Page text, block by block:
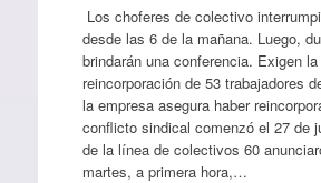
Los choferes de colectivo
desde las 6 de la mañana. Luego,
brindarán una conferencia. Exigen la
reincorporación de 53 trabajadores
la empresa asegura haber
conflicto sindical comenzó el 27 de
de la línea de colectivos 60
martes, a primera hora,…